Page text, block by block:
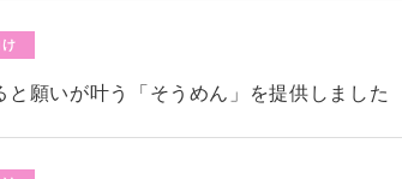
と願いが叶う「そうめん」を提供しました